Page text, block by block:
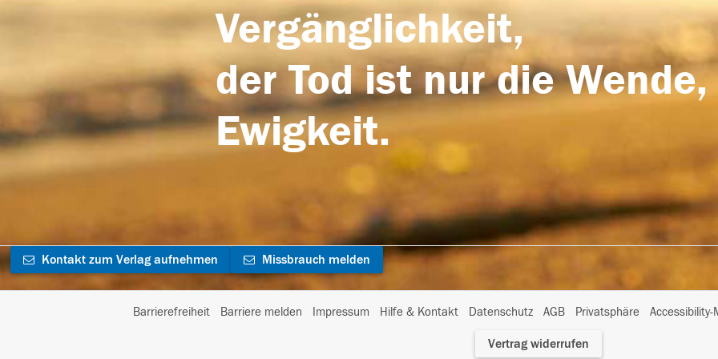
Vergänglichkeit,
der Tod ist nur die
Ewigkeit.
Kontakt zum Verlag aufnehmen Missbrauch melden
Barrierefreiheit Barriere melden Impressum Hilfe & Kontakt Datenschutz AGB Privatsphäre
I
Vertrag widerrufen